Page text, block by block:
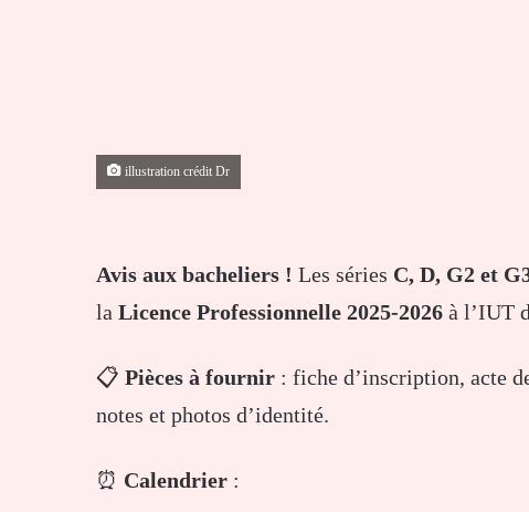
illustration crédit Dr
Avis aux bacheliers ! Les séries C, D, G2 et
la Licence Professionnelle 2025-2026 à l’IUT
📋 Pièces à fournir : fiche d’inscription, acte
notes et photos d’identité.
⏰ Calendrier :